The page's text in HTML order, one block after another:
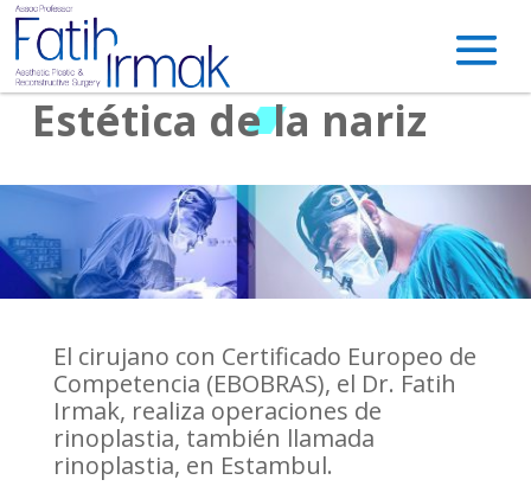
Estética de la nariz
El cirujano con Certificado Europeo de
Competencia (EBOBRAS), el Dr. Fatih
Irmak, realiza operaciones de
rinoplastia, también llamada
rinoplastia, en Estambul.